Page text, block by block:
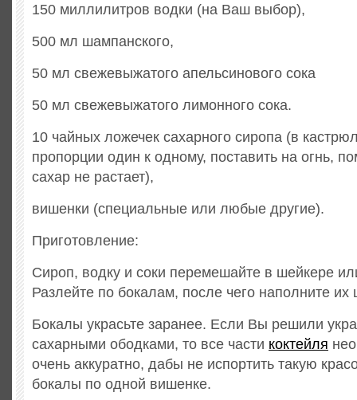
150 миллилитров водки (на Ваш выбор),
500 мл шампанского,
50 мл свежевыжатого апельсинового сока
50 мл свежевыжатого лимонного сока.
10 чайных ложечек сахарного сиропа (в
пропорции один к одному, поставить на огнь,
сахар не растает),
вишенки (специальные или любые другие).
Приготовление:
Сироп, водку и соки перемешайте в шейкере
Разлейте по бокалам, после чего наполните
Бокалы украсьте заранее. Если Вы решили
сахарными ободками, то все части коктейля
очень аккуратно, дабы не испортить такую
бокалы по одной вишенке.